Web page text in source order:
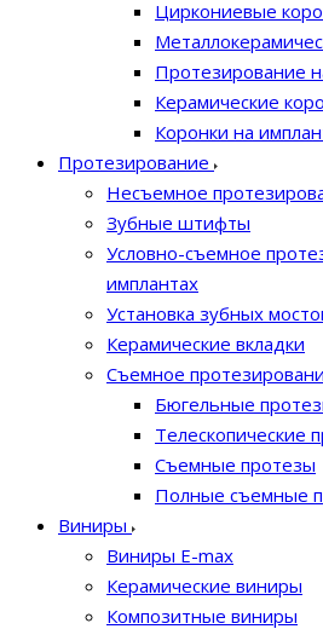
Циркониевые
Протезирование
Керамические
Коронки на
Протезирование
Несъемное
Зубные штифты
Условно-съемное
имплантах
Установка зубных
Керамические вкладки
Съемное
Бюгельные
Телескопические
Съемные протезы
Полные съемные
Виниры
Виниры E-max
Керамические виниры
Композитные виниры